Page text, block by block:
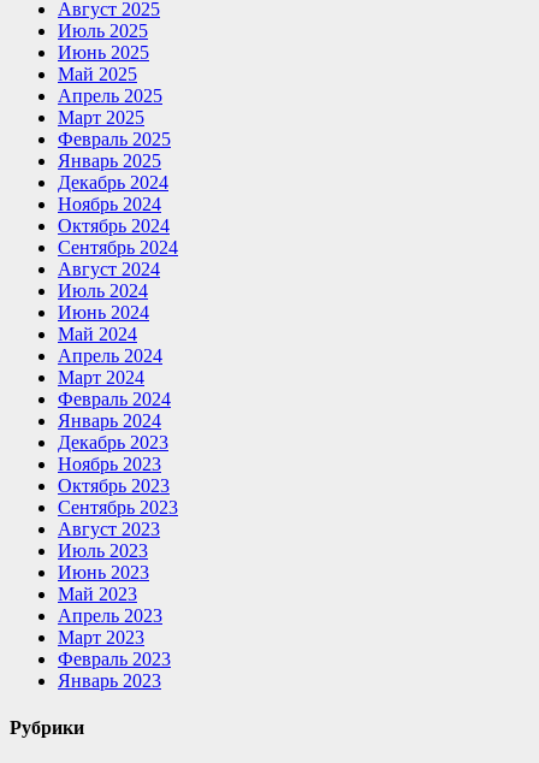
Август 2025
Июль 2025
Июнь 2025
Май 2025
Апрель 2025
Март 2025
Февраль 2025
Январь 2025
Декабрь 2024
Ноябрь 2024
Октябрь 2024
Сентябрь 2024
Август 2024
Июль 2024
Июнь 2024
Май 2024
Апрель 2024
Март 2024
Февраль 2024
Январь 2024
Декабрь 2023
Ноябрь 2023
Октябрь 2023
Сентябрь 2023
Август 2023
Июль 2023
Июнь 2023
Май 2023
Апрель 2023
Март 2023
Февраль 2023
Январь 2023
Рубрики